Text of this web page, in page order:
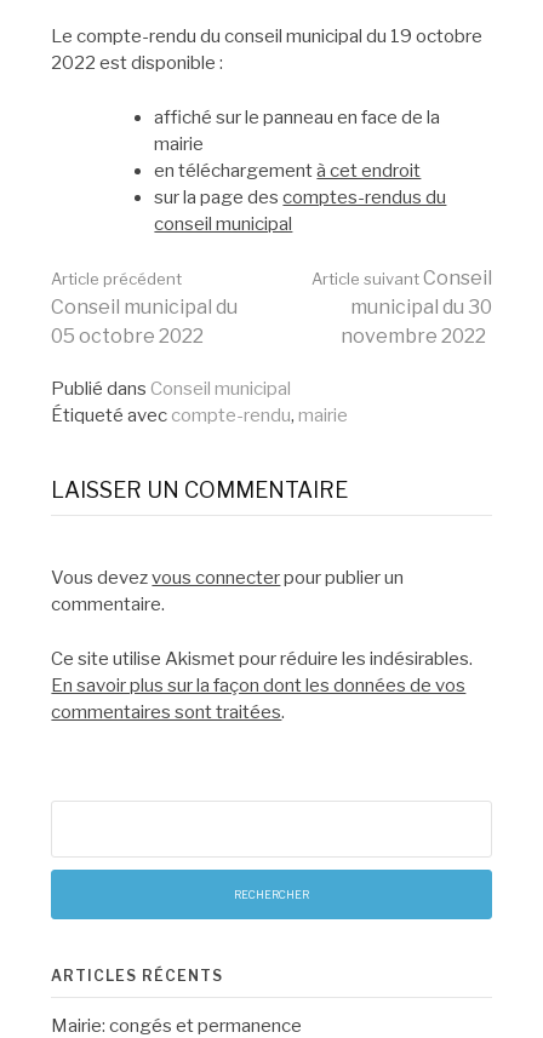
Le compte-rendu du conseil municipal du 19 octobre
2022 est disponible :
affiché sur le panneau en face de la
mairie
en téléchargementà cet endroit
sur la page descomptes-rendus du
conseil municipal
Lire
la
Article précédent
Conseil municipal du
05 octobre 2022
Article suivantConseil
municipal du 30
novembre 2022
Publié dans Conseil municipal
Étiqueté avec compte-rendu,mairie
LAISSER UN COMMENTAIRE
Vous devezvous connecterpour publier un
commentaire.
Ce site utilise Akismet pour réduire les indésirables.
En savoir plus sur la façon dont les données de vos
commentaires sont traitées.
ARTICLES RÉCENTS
Mairie: congés et permanence